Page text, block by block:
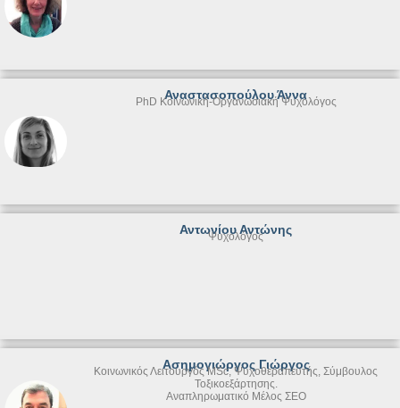
Αναστασοπούλου Άννα
PhD Κοινωνική-Οργανωσιακή Ψυχολόγος
Αντωνίου Αντώνης
Ψυχολόγος
Ασημογιώργος Γιώργος
Κοινωνικός Λειτουργός MSc, Ψυχοθεραπευτής, Σύμβουλος
Τοξικοεξάρτησης.
Αναπληρωματικό Μέλος ΣΕΟ